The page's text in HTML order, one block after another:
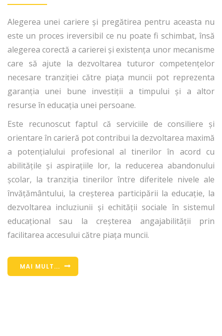
Alegerea unei cariere și pregătirea pentru aceasta nu
este un proces ireversibil ce nu poate fi schimbat, însă
alegerea corectă a carierei și existența unor mecanisme
care să ajute la dezvoltarea tuturor competențelor
necesare tranziției către piața muncii pot reprezenta
garanția unei bune investiții a timpului și a altor
resurse în educația unei persoane.
Este recunoscut faptul că serviciile de consiliere și
orientare în carieră pot contribui la dezvoltarea maximă
a potențialului profesional al tinerilor în acord cu
abilitățile și aspirațiile lor, la reducerea abandonului
școlar, la tranziția tinerilor între diferitele nivele ale
învățământului, la creșterea participării la educație, la
dezvoltarea incluziunii și echității sociale în sistemul
educațional sau la creșterea angajabilității prin
facilitarea accesului către piața muncii.
MAI MULT...